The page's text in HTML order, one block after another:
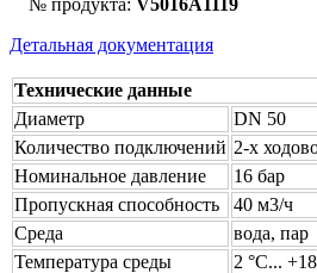
Детальная документация
Технические данные
Диаметр
DN 50
Количество подключений 2-х
Номинальное давление
16 бар
Пропускная способность
40 м3/ч
Среда
вода, пар
Температура среды
2 °С...